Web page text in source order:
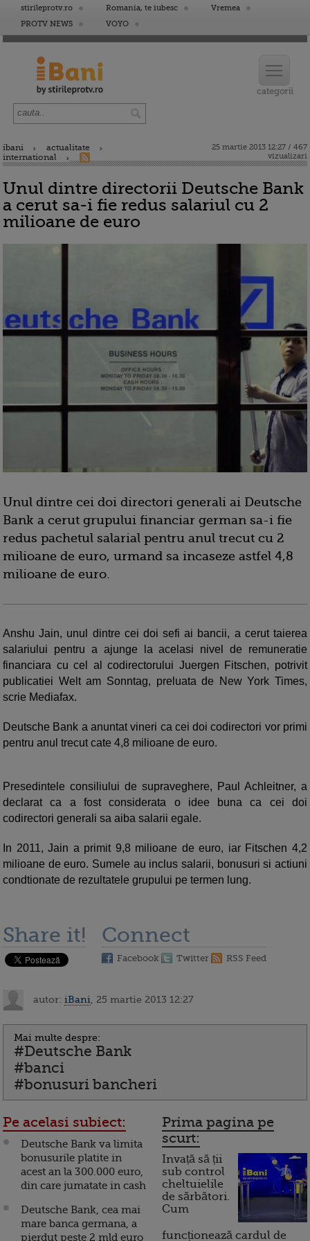
stirileprotv.ro Romania, te iubesc
Vremea
PROTV NEWS
VOYO
ibani
actualitate
international
25 martie 2013 12:27 / 467
vizualizari
Unul dintre directorii Deutsche Bank
a cerut sa-i fie redus salariul cu 2
milioane de euro
Unul dintre cei doi directori generali ai Deutsche
Bank a cerut grupului financiar german sa-i fie
redus pachetul salarial pentru anul trecut cu 2
milioane de euro, urmand sa incaseze astfel 4,8
milioane de euro.
Anshu Jain, unul dintre cei doi sefi ai bancii, a cerut taierea
salariului pentru a ajunge la acelasi nivel de remuneratie
financiara cu cel al codirectorului Juergen Fitschen, potrivit
publicatiei Welt am Sonntag, preluata de New York Times,
scrie Mediafax.
Deutsche Bank a anuntat vineri ca cei doi codirectori vor primi
pentru anul trecut cate 4,8 milioane de euro.
Presedintele consiliului de supraveghere, Paul Achleitner, a
declarat ca a fost considerata o idee buna ca cei doi
codirectori generali sa aiba salarii egale.
In 2011, Jain a primit 9,8 milioane de euro, iar Fitschen 4,2
milioane de euro. Sumele au inclus salarii, bonusuri si actiuni
condtionate de rezultatele grupului pe termen lung.
Share it! Connect
Facebook Twitter RSS Feed
autor: iBani , 25 martie 2013 12:27
Mai multe despre:
#Deutsche Bank
#banci
#bonusuri bancheri
Pe acelasi subiect:
Deutsche Bank va limita
bonusurile platite in
acest an la 300.000 euro,
din care jumatate in cash
Deutsche Bank, cea mai
mare banca germana, a
pierdut peste 2 mld euro
Prima pagina pe
scurt:
Invață să ții
sub control
cheltuielile
de sărbători.
Cum
funcționează cardul de